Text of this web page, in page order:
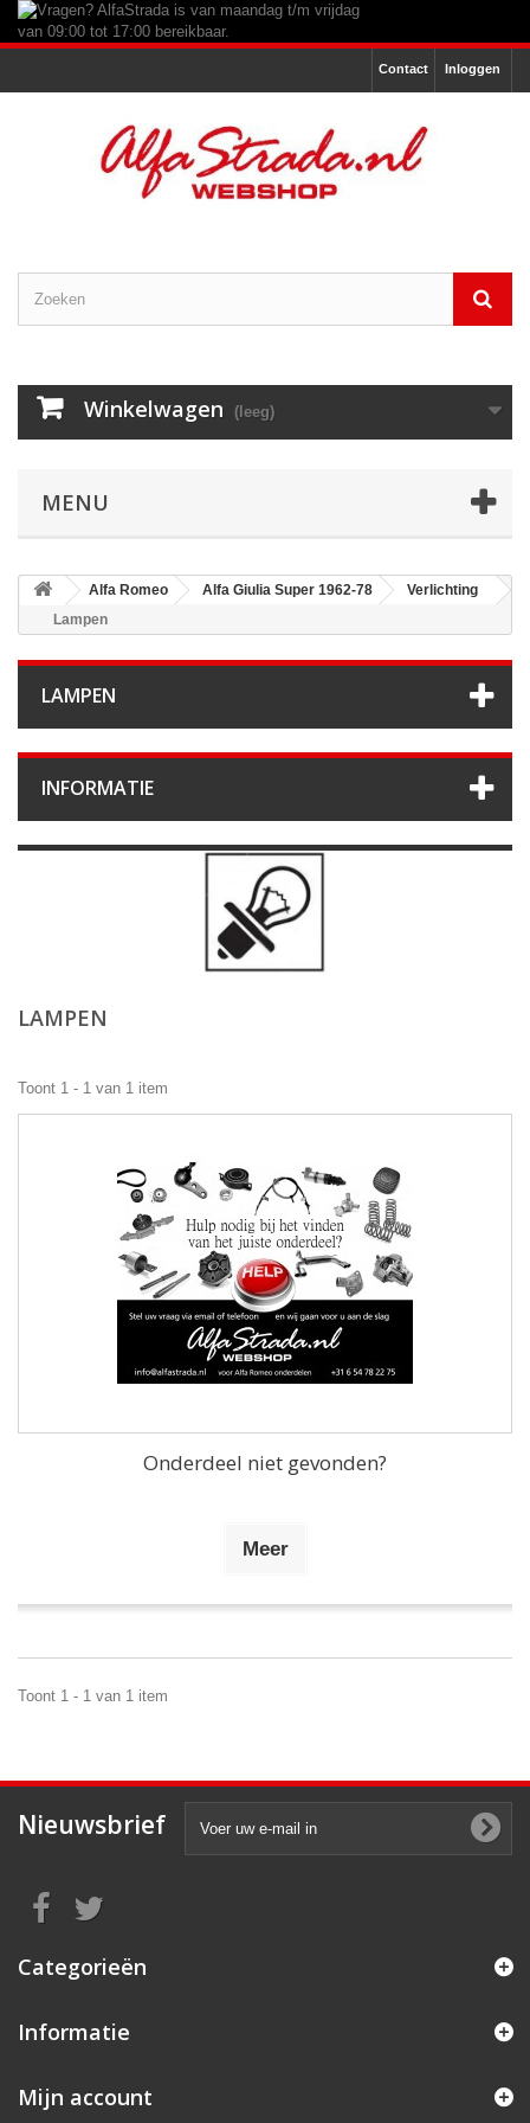
Inloggen
Contact
Winkelwagen (leeg)
MENU
Alfa Romeo Alfa Giulia Super 1962-78
Verlichting
Lampen
LAMPEN
INFORMATIE
LAMPEN
Toont 1 - 1 van 1 item
Onderdeel niet gevonden?
Meer
Toont 1 - 1 van 1 item
Nieuwsbrief
Categorieën
Informatie
Mijn account